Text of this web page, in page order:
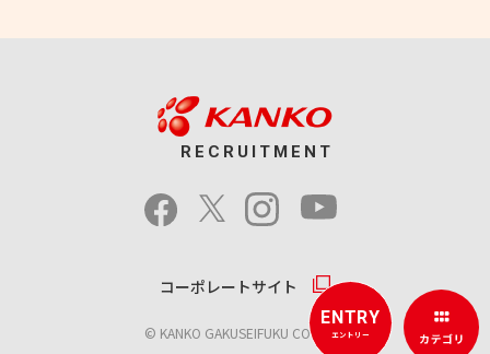
ENTRY
エントリー
RECRUITMENT
コーポレートサイト
© KANKO GAKUSEIFUKU CO., LTD.